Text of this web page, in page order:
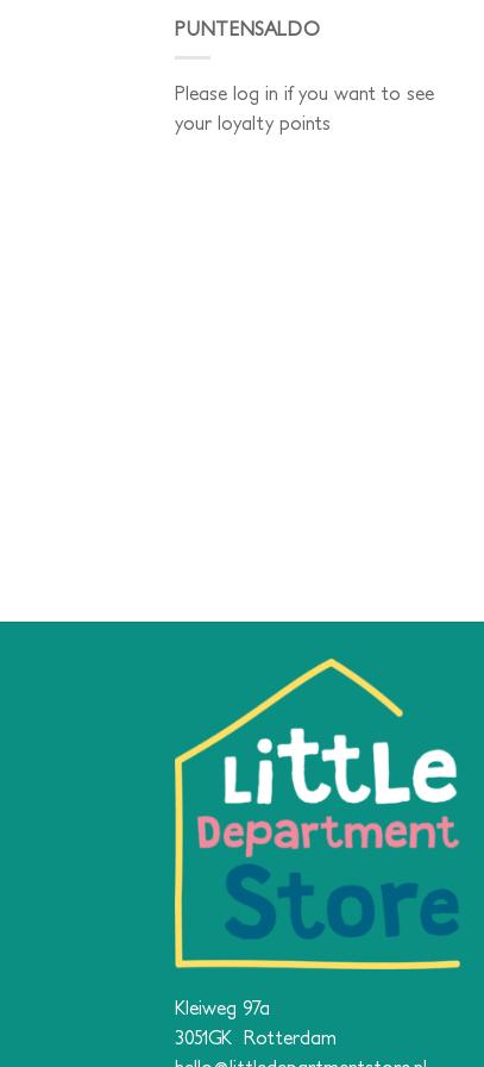
PUNTENSALDO
Please log in if you want to see
your loyalty points
Kleiweg 97a
3051GK Rotterdam